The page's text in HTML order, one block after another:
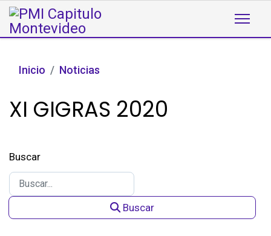
Inicio Noticias
XI GIGRAS 2020
Buscar
Buscar